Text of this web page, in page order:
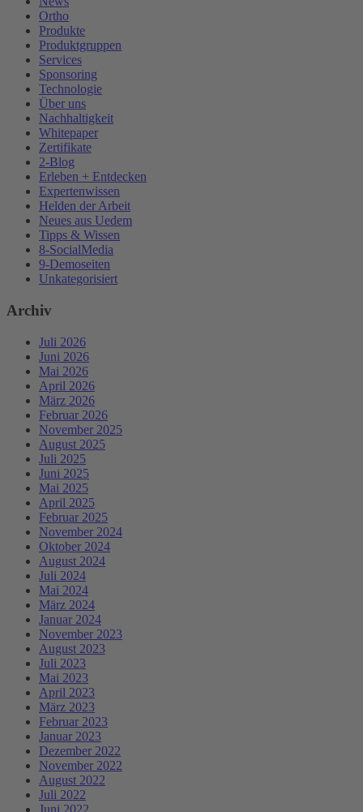
Ortho
Produkte
Produktgruppen
Services
Sponsoring
Technologie
Über uns
Nachhaltigkeit
Whitepaper
Zertifikate
2-Blog
Erleben + Entdecken
Expertenwissen
Helden der Arbeit
Neues aus Uedem
Tipps & Wissen
8-SocialMedia
9-Demoseiten
Unkategorisiert
Archiv
Juli 2026
Juni 2026
Mai 2026
April 2026
März 2026
Februar 2026
November 2025
August 2025
Juli 2025
Juni 2025
Mai 2025
April 2025
Februar 2025
November 2024
Oktober 2024
August 2024
Juli 2024
Mai 2024
März 2024
Januar 2024
November 2023
August 2023
Juli 2023
Mai 2023
April 2023
März 2023
Februar 2023
Januar 2023
Dezember 2022
November 2022
August 2022
Juli 2022
Juni 2022